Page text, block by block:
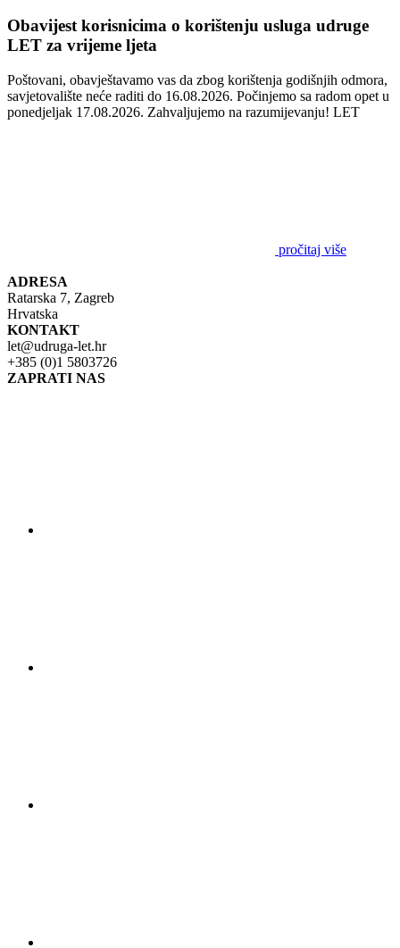
Obavijest korisnicima o korištenju usluga udruge
LET za vrijeme ljeta
Poštovani, obavještavamo vas da zbog korištenja godišnjih odmora,
savjetovalište neće raditi do 16.08.2026. Počinjemo sa radom opet u
ponedjeljak 17.08.2026. Zahvaljujemo na razumijevanju! LET
pročitaj više
ADRESA
Ratarska 7, Zagreb
Hrvatska
KONTAKT
let@udruga-let.hr
+385 (0)1 5803726
ZAPRATI NAS